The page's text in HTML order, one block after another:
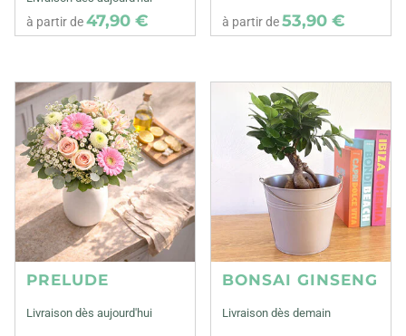
à partir de47,90 € à partir de53,90 €
PRELUDE
Livraison dès aujourd'hui
BONSAI GINSENG
Livraison dès demain